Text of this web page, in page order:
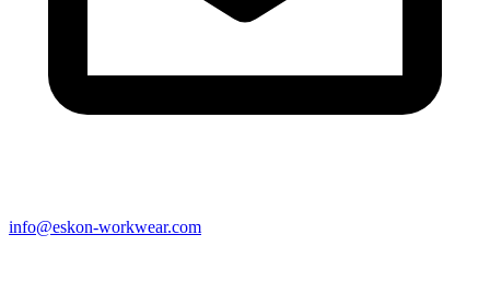
info@eskon-workwear.com